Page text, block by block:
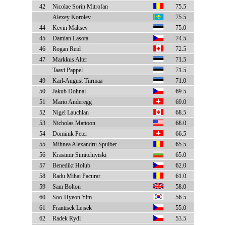
42 Nicolae Sorin Mitrofan
75.5
Alexey Korolev
75.5
44
Kevin Maltsev
75.0
45
Damian Lasota
74.5
46
Rogan Reid
72.5
47
Markkus Alter
71.5
Taavi Pappel
71.5
49
Karl-August Tiirmaa
71.0
50
Jakub Dohnal
69.5
51
Mario Anderegg
69.0
52
Nigel Lauchlan
68.5
53
Nicholas Mattoon
68.0
54
Dominik Peter
66.5
55
Mihnea Alexandru Spulber
65.5
56
Krasimir Simitchiyiski
65.0
57
Benedikt Holub
62.0
58
Radu Mihai Pacurar
61.0
59
Sam Bolton
58.0
60
Soo-Hyeon Yim
56.5
61
Frantisek Lejsek
55.0
62
Radek Rydl
53.5